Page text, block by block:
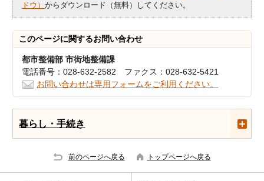
ドウ）からダウンロード（無料）してください。
このページに関するお問い合わせ
都市整備部 市街地整備課
電話番号：028-632-2582 ファクス：028-632-5421
お問い合わせは専用フォームをご利用ください。
暮らし・手続き
前のページへ戻る トップページへ戻る